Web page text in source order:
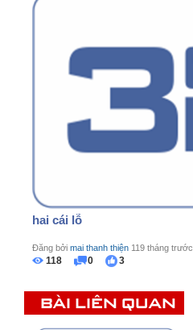
hai cái lỗ
Đăng bởi mai thanh thiện 119 tháng trước
118 0 3
BÀI LIÊN QUAN